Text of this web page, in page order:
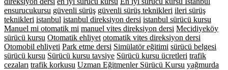
ensurucukursu güvenli sürüş güvenli sürüş teknikleri ileri sürüş
teknikleri istanbul istanbul direksiyon dersi istanbul sürücü kursu
Manuel mi otomatik mi manuel vites direksiyon dersi Mecidiyeköy
sürücü kursu Otomatik ehliyet otomatik vites direksiyon dersi
Otomobil ehliyeti Park etme dersi Simülatör eğitimi sürücü belgesi
sürücü kursu Sürücü kursu tavsiye Sürücü kursu ücretleri trafik
cezaları trafik korkusu Uzman Eğitmenler Sürücü Kursu yağmurda